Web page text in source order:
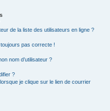
de la liste des utilisateurs en ligne ?
toujours pas correcte !
nom d’utilisateur ?
?
je clique sur le lien de courrier